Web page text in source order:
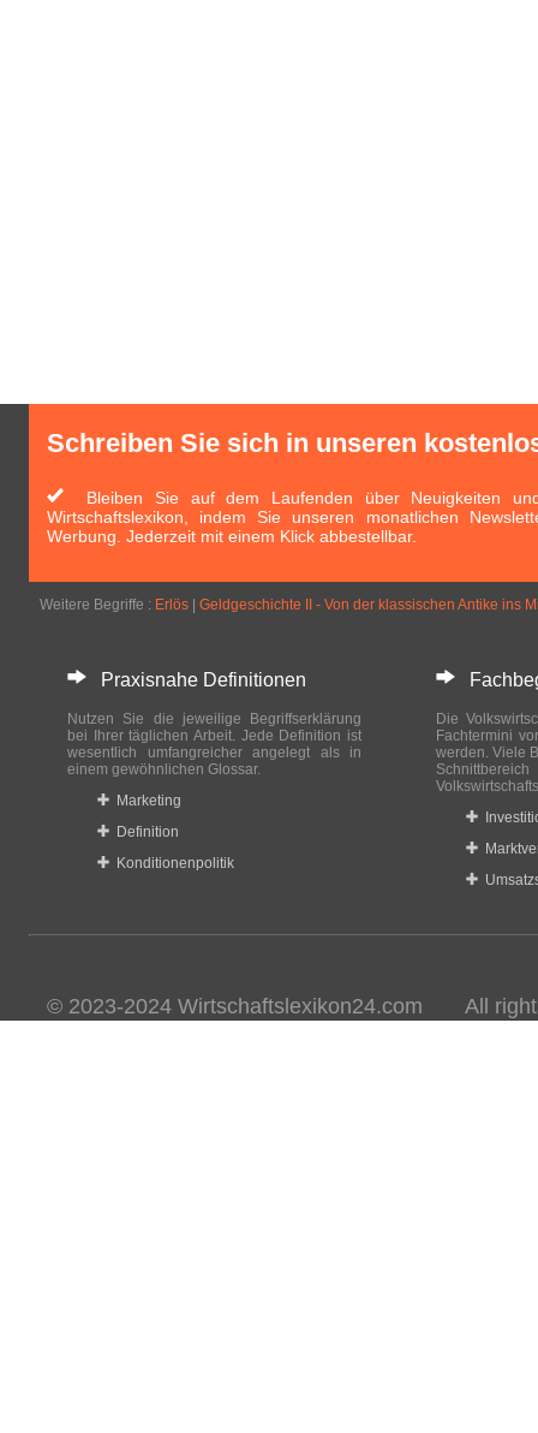
Schreiben Sie sich in unseren
Bleiben Sie auf dem Laufenden über Neuigkeiten
Wirtschaftslexikon, indem Sie unseren monatlichen
Werbung. Jederzeit mit einem Klick abbestellbar.
Weitere Begriffe : Erlös Geldgeschichte II - Von der klassischen Antike ins
Praxisnahe Definitionen
Nutzen Sie die jeweilige Begriffserklärung
bei Ihrer täglichen Arbeit. Jede Definition ist
wesentlich umfangreicher angelegt als in
einem gewöhnlichen Glossar.
Marketing
Definition
Konditionenpolitik
Die
Fachtermini
werden. Viele
© 2023-2024 Wirtschaftslexikon24.com All